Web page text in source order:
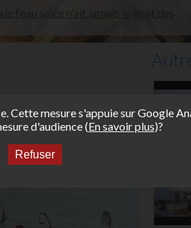
Cette mesure s'appuie sur Google
d'audience (En savoir plus)?
Refuser